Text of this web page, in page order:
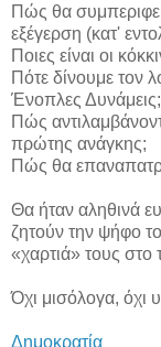
Πώς θα
εξέγερση (κατ'
Ποιες είναι οι
Πότε δίνουμε τον
Ένοπλες Δυνάμεις;
Πώς
πρώτης ανάγκης;
Πώς θα
Θα ήταν αληθινά
ζητούν την ψήφο
«χαρτιά» τους στο
Όχι μισόλογα, όχι
Δημοκρατία